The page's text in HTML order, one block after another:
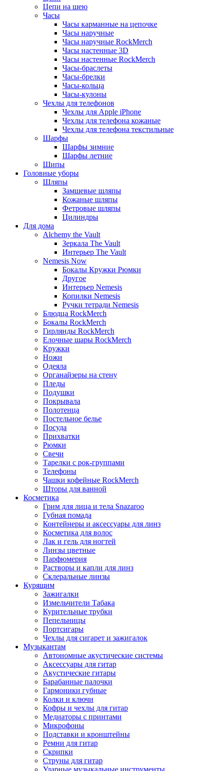
Цепи на шею
Часы
Часы карманные на цепочке
Часы наручные
Часы наручные RockMerch
Часы настенные 3D
Часы настенные RockMerch
Часы-браслеты
Часы-брелки
Часы-кольца
Часы-кулоны
Чехлы для телефонов
Чехлы для Apple iPhone
Чехлы для телефона кожаные
Чехлы для телефона текстильные
Шарфы
Шарфы зимние
Шарфы летние
Шипы
Головные уборы
Шляпы
Замшевые шляпы
Кожаные шляпы
Фетровые шляпы
Цилиндры
Для дома
Alchemy the Vault
Зеркала The Vault
Интерьер The Vault
Nemesis Now
Бокалы Кружки Рюмки
Другое
Интерьер Nemesis
Копилки Nemesis
Ручки тетради Nemesis
Блюдца RockMerch
Бокалы RockMerch
Гирлянды RockMerch
Елочные шары RockMerch
Кружки
Ножи
Одеяла
Органайзеры на стену
Пледы
Подушки
Покрывала
Полотенца
Постельное белье
Посуда
Прихватки
Рюмки
Свечи
Тарелки с рок-группами
Телефоны
Чашки кофейные RockMerch
Шторы для ванной
Косметика
Грим для лица и тела Snazaroo
Губная помада
Контейнеры и аксессуары для линз
Косметика для волос
Лак и гель для ногтей
Линзы цветные
Парфюмерия
Растворы и капли для линз
Склеральные линзы
Курящим
Зажигалки
Измельчители Табака
Курительные трубки
Пепельницы
Портсигары
Чехлы для сигарет и зажигалок
Музыкантам
Автономные акустические системы
Аксессуары для гитар
Акустические гитары
Барабанные палочки
Гармоники губные
Колки и ключи
Кофры и чехлы для гитар
Медиаторы с принтами
Микрофоны
Подставки и кронштейны
Ремни для гитар
Скрипки
Струны для гитар
Ударные музыкальные инструменты